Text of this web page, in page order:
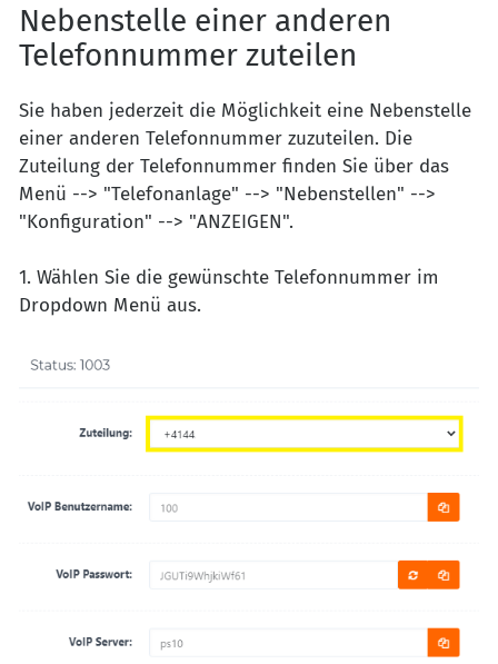
Nebenstelle einer anderen
Telefonnummer zuteilen
Sie haben jederzeit die Möglichkeit eine Nebenstelle
einer anderen Telefonnummer zuzuteilen. Die
Zuteilung der Telefonnummer finden Sie über das
Menü --> "Telefonanlage" --> "Nebenstellen" -->
"Konfiguration" --> "ANZEIGEN".
1. Wählen Sie die gewünschte Telefonnummer im
Dropdown Menü aus.